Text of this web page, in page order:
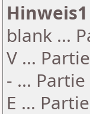
Hinweis1
blank ...
V ...
- ...
E ...